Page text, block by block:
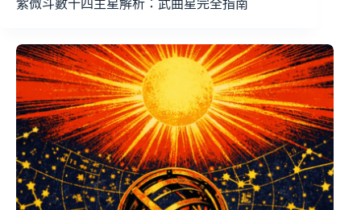
紫微斗數十四主星解析：武曲星完全指南